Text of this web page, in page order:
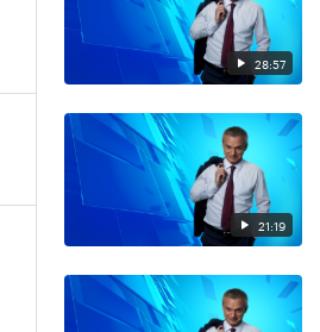
28:57
21:19